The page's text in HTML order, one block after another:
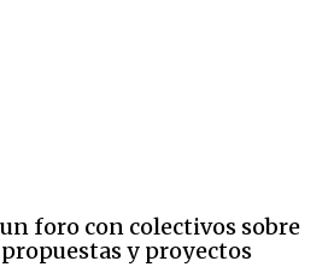
foro con colectivos sobre
y proyectos